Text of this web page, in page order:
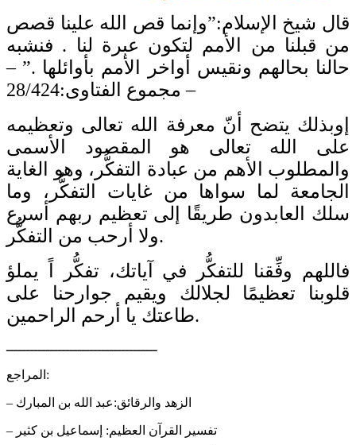
قال شيخ الإسلام:”وإنما قص الله علينا قصص
من قبلنا من الأمم لتكون عبرة لنا . فنشبه
حالنا بحالهم ونقيس أواخر الأمم بأوائلها .” –
مجموع الفتاوى:28/424 –
إوبذلك يتضح أنّ معرفة الله تعالى وتعظيمه
على الله تعالى هو المقصود الأسمى
والمطلوب الأهم من عبادة التفكُّر، وهو الغاية
الجامعة لما سواها من غايات التفكُّر، وما
سلك العابدون طريقًا إلى تعظيم ربهم أسرع
ولا أرحب من التفكُّر.
فاللهم وفِّقنا للتفكُّر في آياتك، تفكُّر اً يملؤ
قلوبنا تعظيمًا لجلالك ويقيم جوارحنا على
طاعتك يا أرحم الراحمين.
ــــــــــــــــــــــــــــــــــــــ
المراجع:
– الزهد والرقائق:عبد الله بن المبارك
– تفسير القرآن العظيم: إسماعيل بن كثير